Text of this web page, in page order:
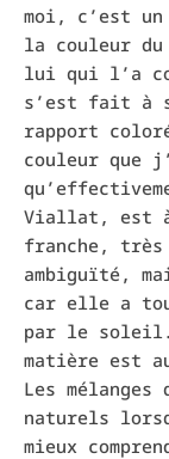
moi, c’est
la couleur du
lui qui l’a
s’est fait à
rapport
couleur que
Viallat, est
franche, très
ambiguïté,
car elle a
par le soleil.
matière est
Les
naturels
mieux